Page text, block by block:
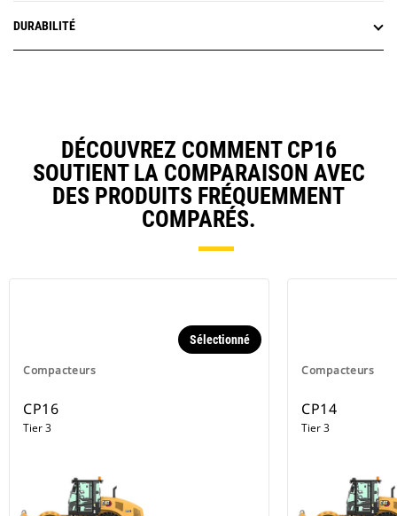
DURABILITÉ
DÉCOUVREZ COMMENT CP16
SOUTIENT LA COMPARAISON AVEC
DES PRODUITS FRÉQUEMMENT
COMPARÉS.
Compacteurs
Sélectionné
CP16
Tier 3
Compacteurs
CP14
Tier 3